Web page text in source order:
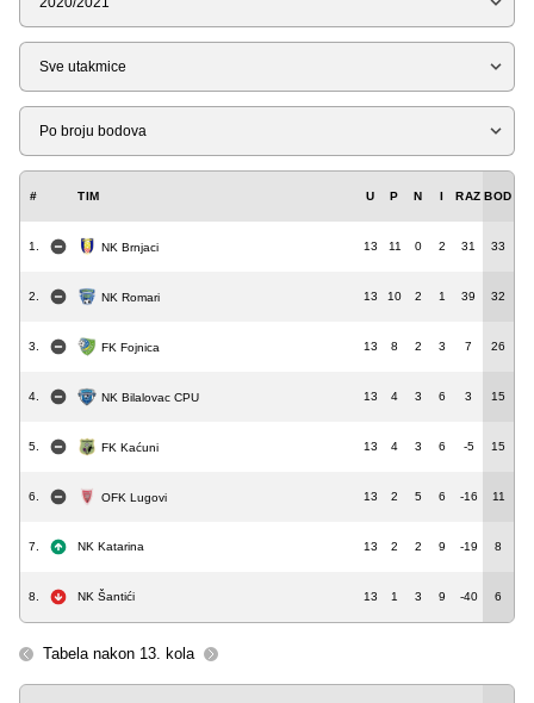
Tip
Liga
# TIM U P N I RAZ BOD
1. NK Brnjaci 13 11 0 2 31 33
2. NK Romari 13 10 2 1 39 32
3. FK Fojnica 13 8 2 3 7 26
4. NK Bilalovac CPU 13 4 3 6 3 15
5. FK Kaćuni 13 4 3 6 -5 15
6. OFK Lugovi 13 2 5 6 -16 11
7. NK Katarina 13 2 2 9 -19 8
8. NK Šantići 13 1 3 9 -40 6
Tabela nakon 13. kola